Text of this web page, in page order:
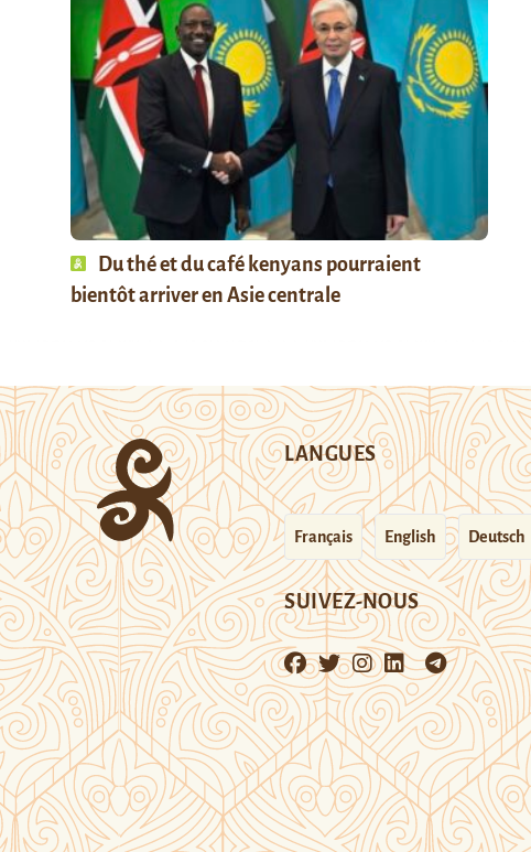
Du thé et du café kenyans pourraient
bientôt arriver en Asie centrale
LANGUES
Français English Deutsch
SUIVEZ-NOUS